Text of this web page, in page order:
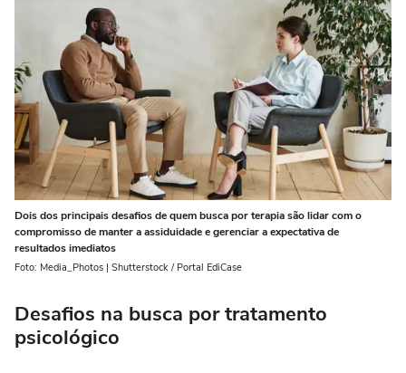
Dois dos principais desafios de quem busca por terapia são lidar com o
compromisso de manter a assiduidade e gerenciar a expectativa de
resultados imediatos
Foto: Media_Photos | Shutterstock / Portal EdiCase
Desafios na busca por tratamento
psicológico